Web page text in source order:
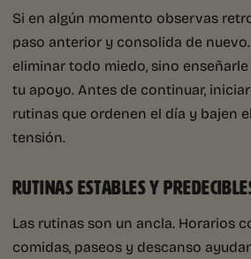
Si en algún momento observas
paso anterior y consolida de
eliminar todo miedo, sino
tu apoyo. Antes de continuar,
rutinas que ordenen el día y bajen
tensión.
RUTINAS ESTABLES Y
Las rutinas son un ancla. Horarios
comidas, paseos y descanso